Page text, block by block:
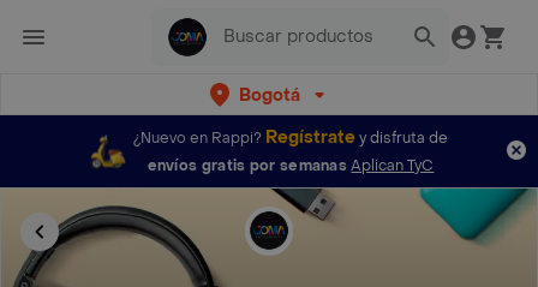
Bogotá
¿Nuevo en Rappi? Regístratey disfruta de
envíos gratis por semanas Aplican TyC